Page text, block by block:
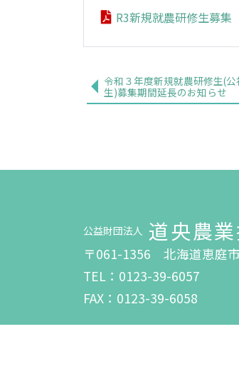
R3新規就農研修生募集
令和３年度新規就農研修生(公
生)募集期間延長のお知らせ
公益財団法人 道央農
〒061-1356 北海道恵庭
TEL：0123-39-6057
FAX：0123-39-6058